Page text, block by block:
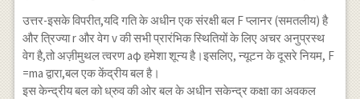
उत्तर-इसके विपरीत,यदि गति के अधीन एक संरक्षी बल F प्लानर (समतलीय) है
और त्रिज्या r और वेग v की सभी प्रारंभिक स्थितियों के लिए अचर अनुप्रस्थ
वेग है,तो अज़ीमुथल त्वरण aφ हमेशा शून्य है।इसलिए, न्यूटन के दूसरे नियम, F
=ma द्वारा,बल एक केंद्रीय बल है।
इस केन्द्रीय बल को ध्रुव की ओर बल के अधीन सकेन्द्र कक्षा का अवकल